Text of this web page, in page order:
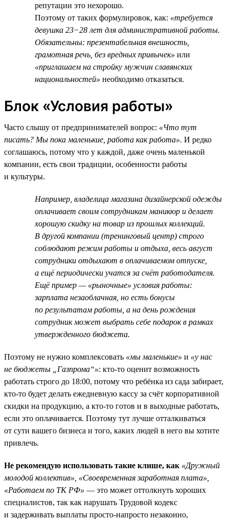
репутации это нехорошо.
Поэтому от таких формулировок, как: «требуется
девушка 23−28 лет для административной работы.
Обязательны: презентабельная внешность,
грамотная речь, без вредных привычек» или
«приглашаем на стройку мужчин славянских
национальностей» необходимо отказаться.
Блок «Условия работы»
Часто слышу от предпринимателей вопрос: «Что тут
писать? Мы пока маленькие, работа как работа». И редко
соглашаюсь, потому что у каждой, даже очень маленькой
компании, есть свои традиции, особенности работы
и культуры.
Например, владелица магазина дизайнерской одежды
оплачивает своим сотрудникам маникюр и делает
хорошую скидку на товар из прошлых коллекций.
В другой компании (тренинговый центр) строго
соблюдают режим работы и отдыха, весь август
сотрудники отдыхают в оплачиваемом отпуске,
а ещё периодически учатся за счёт работодателя.
Ещё пример — «рыночные» условия работы:
зарплата незаоблачная, но есть бонусы
по результатам работы, а на день рождения
сотрудник может выбрать себе подарок в рамках
утвержденного бюджета.
Поэтому не нужно комплексовать «мы маленькие» и «у нас
не бюджеты „Газпрома“»: кто-то оценит возможность
работать строго до 18:00, потому что ребёнка из сада забирает,
кто-то будет делать ежедневную кассу за счёт корпоративной
скидки на продукцию, а кто-то готов и в выходные работать,
если это оплачивается. Поэтому тут лучше отталкиваться
от сути вашего бизнеса и того, каких людей в него вы хотите
привлечь.
Не рекомендую использовать такие клише, как «Дружный
молодой коллектив», «Своевременная заработная плата»,
«Работаем по ТК РФ» — это может оттолкнуть хороших
специалистов, так как нарушать Трудовой кодекс
и задерживать выплаты просто-напросто незаконно,